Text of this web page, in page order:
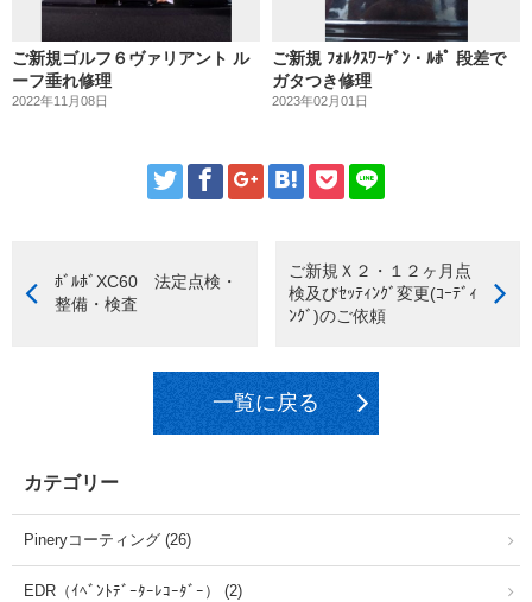
ご新規ゴルフ６ヴァリアント ル
ーフ垂れ修理
2022年11月08日
ご新規 ﾌｫﾙｸｽﾜｰｹﾞﾝ・ﾙﾎﾟ 段差で
ガタつき修理
2023年02月01日
ﾎﾞﾙﾎﾞXC60 法定点検・
整備・検査
ご新規Ｘ２・１２ヶ月点
検及びｾｯﾃｨﾝｸﾞ変更(ｺｰﾃﾞｨ
ﾝｸﾞ)のご依頼
一覧に戻る
カテゴリー
Pineryコーティング (26)
EDR（ｲﾍﾞﾝﾄﾃﾞｰﾀｰﾚｺｰﾀﾞｰ） (2)